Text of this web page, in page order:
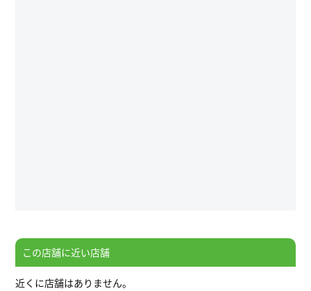
この店舗に近い店舗
近くに店舗はありません。